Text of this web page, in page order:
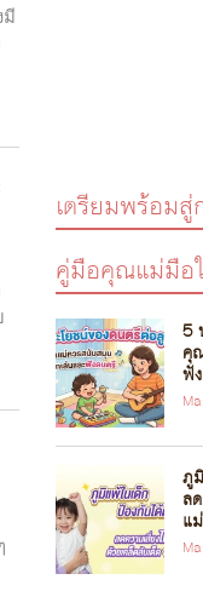
เตรียมพร้อมสู่
คู่มือคุณแม่มือ
5
คุ
ฟั
ภู
ล
แม่